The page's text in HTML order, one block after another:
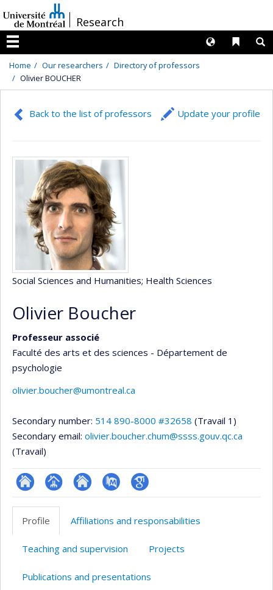
au
contenu
/Research
Menu
Liens
Langues
Home Our researchers
Directory of professors
Olivier BOUCHER
Back to the list of professors Update your profile
Social Sciences and Humanities; Health Sciences
Olivier Boucher
Professeur associé
Faculté des arts et des sciences - Département de
psychologie
olivier.boucher@umontreal.ca
Secondary number: 514 890-8000 #32658 (Travail 1)
Secondary email: olivier.boucher.chum@ssss.gouv.qc.ca
(Travail)
ResearchGate
Page
professionnelle
(faculté,département,école)
Site
web
l’unité
recherche
PubMedGoogle
Profile Affiliations and responsabilities
Teaching and supervision Projects
Publications and presentations